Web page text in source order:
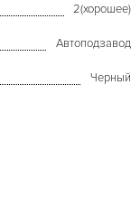
2(хорошее)
Автоподзавод
Черный